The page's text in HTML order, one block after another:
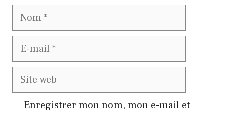
Nom
E-
Site
Enregistrer mon nom, mon e-mail et